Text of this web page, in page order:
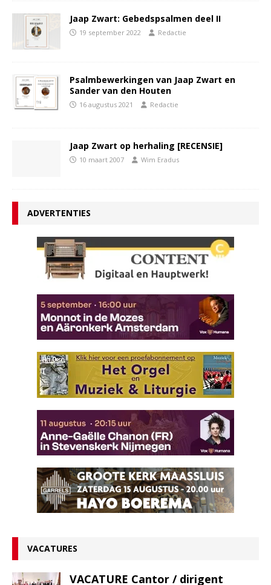
Jaap Zwart: Gebedspsalmen deel II
19 september 2022 Redactie
Psalmbewerkingen van Jaap Zwart en
Sander van den Houten
16 augustus 2021 Redactie
Jaap Zwart op herhaling [RECENSIE]
10 maart 2007 Wim Eradus
ADVERTENTIES
VACATURES
VACATURE Cantor / dirigent